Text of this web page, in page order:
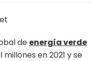
de energía verde
millones en 2021 y se